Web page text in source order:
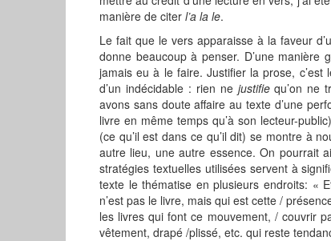
manière de citer l’a la le.
Le fait que le vers apparaisse à la faveur
donne beaucoup à penser. D’une manière
jamais eu à le faire. Justifier la prose, c’est
d’un indécidable : rien ne justifiequ’on ne
avons sans doute affaire au texte d’une
livre en même temps qu’à son lecteur-
(ce qu’il est dans ce qu’il dit) se montre à
autre lieu, une autre essence. On pourrait
stratégies textuelles utilisées servent à
texte le thématise en plusieurs endroits: «
n’est pas le livre, mais qui est cette /
les livres qui font ce mouvement, / couvrir
vêtement, drapé /plissé, etc. qui reste